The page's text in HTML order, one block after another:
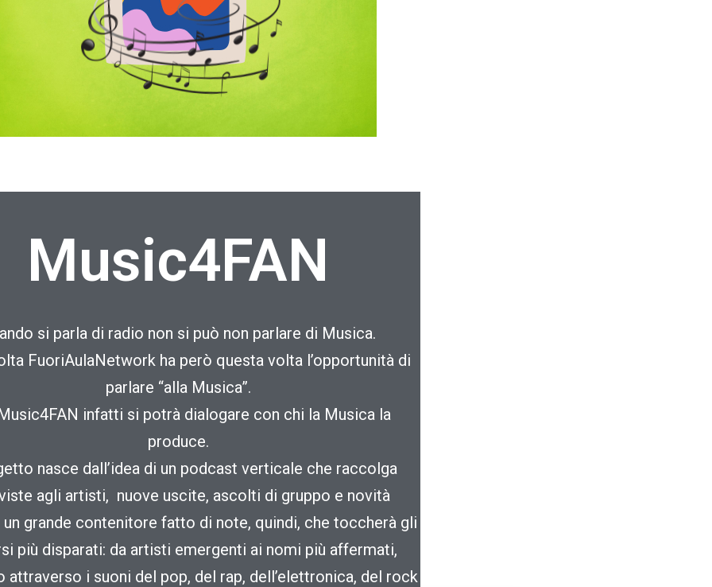
Music4FAN
si parla di radio non si può non parlare di Musica.
FuoriAulaNetwork ha però questa volta l’opportunità di
parlare “alla Musica”.
infatti si potrà dialogare con chi la Musica la
produce.
nasce dall’idea di un podcast verticale che raccolga
agli artisti, nuove uscite, ascolti di gruppo e novità
un grande contenitore fatto di note, quindi, che toccherà gli
più disparati: da artisti emergenti ai nomi più affermati,
attraverso i suoni del pop, del rap, dell’elettronica, del rock